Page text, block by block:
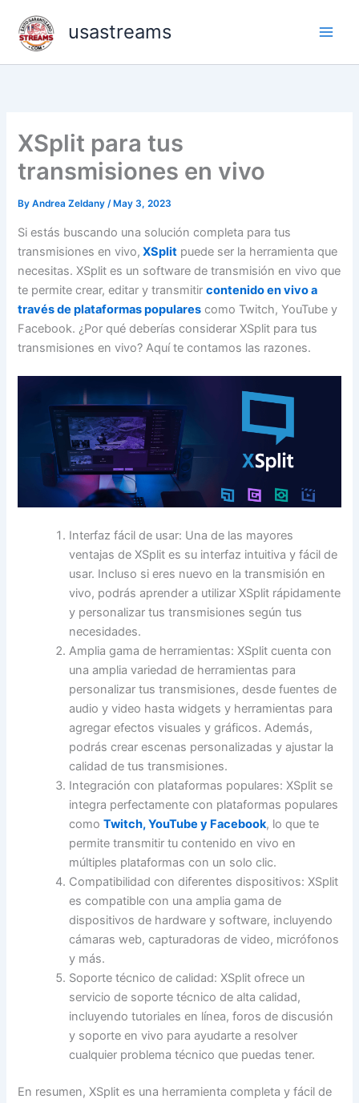
content
usastreams
XSplit para tus
transmisiones en vivo
ByAndrea Zeldany/ May 3, 2023
Si estás buscando una solución completa para tus
transmisiones en vivo, XSplit puede ser la herramienta que
necesitas. XSplit es un software de transmisión en vivo que
te permite crear, editar y transmitircontenido en vivo a
través de plataformas populares como Twitch, YouTube y
Facebook. ¿Por qué deberías considerar XSplit para tus
transmisiones en vivo? Aquí te contamos las razones.
Interfaz fácil de usar: Una de las mayores
ventajas de XSplit es su interfaz intuitiva y fácil de
usar. Incluso si eres nuevo en la transmisión en
vivo, podrás aprender a utilizar XSplit rápidamente
y personalizar tus transmisiones según tus
necesidades.
Amplia gama de herramientas: XSplit cuenta con
una amplia variedad de herramientas para
personalizar tus transmisiones, desde fuentes de
audio y video hasta widgets y herramientas para
agregar efectos visuales y gráficos. Además,
podrás crear escenas personalizadas y ajustar la
calidad de tus transmisiones.
Integración con plataformas populares: XSplit se
integra perfectamente con plataformas populares
comoTwitch, YouTube y Facebook, lo que te
permite transmitir tu contenido en vivo en
múltiples plataformas con un solo clic.
Compatibilidad con diferentes dispositivos: XSplit
es compatible con una amplia gama de
dispositivos de hardware y software, incluyendo
cámaras web, capturadoras de video, micrófonos
y más.
Soporte técnico de calidad: XSplit ofrece un
servicio de soporte técnico de alta calidad,
incluyendo tutoriales en línea, foros de discusión
y soporte en vivo para ayudarte a resolver
cualquier problema técnico que puedas tener.
En resumen, XSplit es una herramienta completa y fácil de